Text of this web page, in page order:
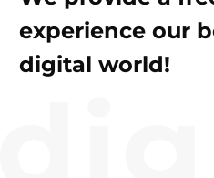
experience our
digital world!